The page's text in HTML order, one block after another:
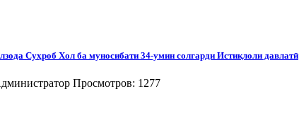
Суҳроб Хол ба муносибати 34-умин солгарди Истиқлоли давлатӣ
Просмотров: 1277